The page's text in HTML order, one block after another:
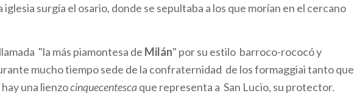
iglesia surgía el osario, donde se sepultaba a los que morían en el cercano
"la más piamontesa de Milán" por su estilo barroco-rococó y
mucho tiempo sede de la confraternidad de los formaggiai tanto que
una lienzocinquecentescaque representa a San Lucio, su protector.